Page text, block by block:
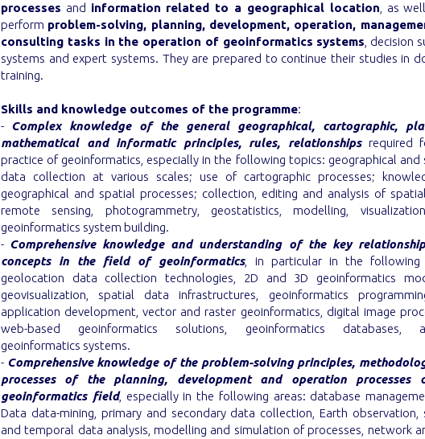
processes and information related to a geographical location , as
perform problem-solving, planning, development, operation,
consulting tasks in the operation of geoinformatics systems , decision
systems and expert systems. They are prepared to continue their studies in
training.
Skills and knowledge outcomes of the programme:
- Complex knowledge of the general geographical, cartographic,
mathematical and informatic principles, rules, relationshipsrequired
practice of geoinformatics, especially in the following topics: geographical and
data collection at various scales; use of cartographic processes;
geographical and spatial processes; collection, editing and analysis of
remote sensing, photogrammetry, geostatistics, modelling,
geoinformatics system building.
- Comprehensive knowledge and understanding of the key
concepts in the field of geoinformatics, in particular in the following
geolocation data collection technologies, 2D and 3D geoinformatics
geovisualization, spatial data infrastructures, geoinformatics
application development, vector and raster geoinformatics, digital image
web-based geoinformatics solutions, geoinformatics databases,
geoinformatics systems.
- Comprehensive knowledge of the problem-solving principles,
processes of the planning, development and operation processes
geoinformatics field, especially in the following areas: database
Data data-mining, primary and secondary data collection, Earth observation,
and temporal data analysis, modelling and simulation of processes, network